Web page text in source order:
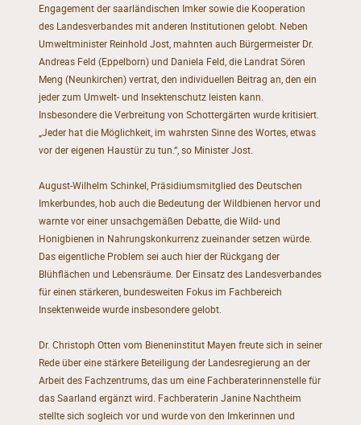
Engagement der saarländischen Imker sowie die Kooperation
des Landesverbandes mit anderen Institutionen gelobt. Neben
Umweltminister Reinhold Jost, mahnten auch Bürgermeister Dr.
Andreas Feld (Eppelborn) und Daniela Feld, die Landrat Sören
Meng (Neunkirchen) vertrat, den individuellen Beitrag an, den ein
jeder zum Umwelt- und Insektenschutz leisten kann.
Insbesondere die Verbreitung von Schottergärten wurde kritisiert.
„Jeder hat die Möglichkeit, im wahrsten Sinne des Wortes, etwas
vor der eigenen Haustür zu tun.“, so Minister Jost.
August-Wilhelm Schinkel, Präsidiumsmitglied des Deutschen
Imkerbundes, hob auch die Bedeutung der Wildbienen hervor und
warnte vor einer unsachgemäßen Debatte, die Wild- und
Honigbienen in Nahrungskonkurrenz zueinander setzen würde.
Das eigentliche Problem sei auch hier der Rückgang der
Blühflächen und Lebensräume. Der Einsatz des Landesverbandes
für einen stärkeren, bundesweiten Fokus im Fachbereich
Insektenweide wurde insbesondere gelobt.
Dr. Christoph Otten vom Bieneninstitut Mayen freute sich in seiner
Rede über eine stärkere Beteiligung der Landesregierung an der
Arbeit des Fachzentrums, das um eine Fachberaterinnenstelle für
das Saarland ergänzt wird. Fachberaterin Janine Nachtheim
stellte sich sogleich vor und wurde von den Imkerinnen und